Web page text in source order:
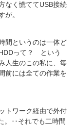
なく慌ててUSB接続
が。
間というのは一体ど
って？ という
人生のこの私に、毎
前には全ての作業を
トワーク経由で外付
。‥それでも二時間